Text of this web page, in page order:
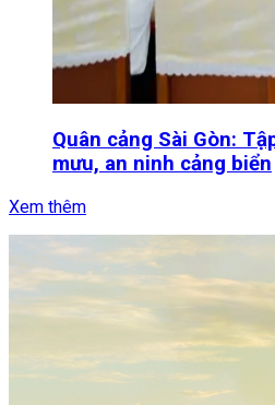
Quân cảng Sài Gòn:
mưu, an ninh cảng biển
Xem thêm